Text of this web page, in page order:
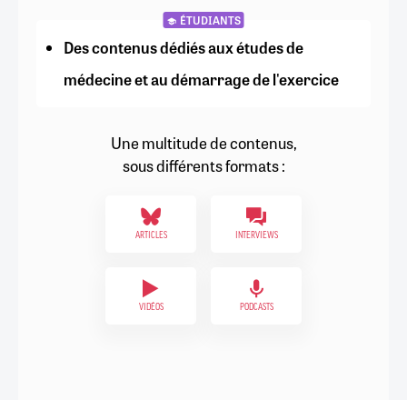
ÉTUDIANTS
Des contenus dédiés aux études de
médecine et au démarrage de l'exercice
Une multitude de contenus,
sous différents formats :
ARTICLES INTERVIEWS
VIDÉOS PODCASTS